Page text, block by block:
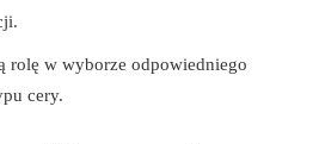
rolę w wyborze odpowiedniego
cery.